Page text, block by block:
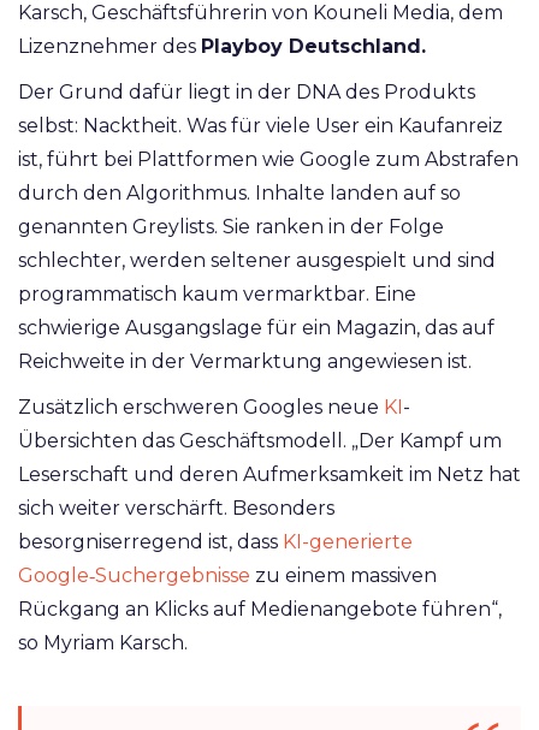
Karsch, Geschäftsführerin von Kouneli Media, dem
Lizenznehmer des Playboy Deutschland.
Der Grund dafür liegt in der DNA des Produkts
selbst: Nacktheit. Was für viele User ein Kaufanreiz
ist, führt bei Plattformen wie Google zum Abstrafen
durch den Algorithmus. Inhalte landen auf so
genannten Greylists. Sie ranken in der Folge
schlechter, werden seltener ausgespielt und sind
programmatisch kaum vermarktbar. Eine
schwierige Ausgangslage für ein Magazin, das auf
Reichweite in der Vermarktung angewiesen ist.
Zusätzlich erschweren Googles neue KI -
Übersichten das Geschäftsmodell. „Der Kampf um
Leserschaft und deren Aufmerksamkeit im Netz hat
sich weiter verschärft. Besonders
besorgniserregend ist, dass KI-generierte
Google‑Suchergebnisse zu einem massiven
Rückgang an Klicks auf Medienangebote führen“,
so Myriam Karsch.